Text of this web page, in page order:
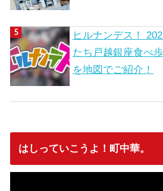
ヒルナンデス！
たち戸越銀座食べ
を地図でご紹介！
はしっていこうよ！町中華。